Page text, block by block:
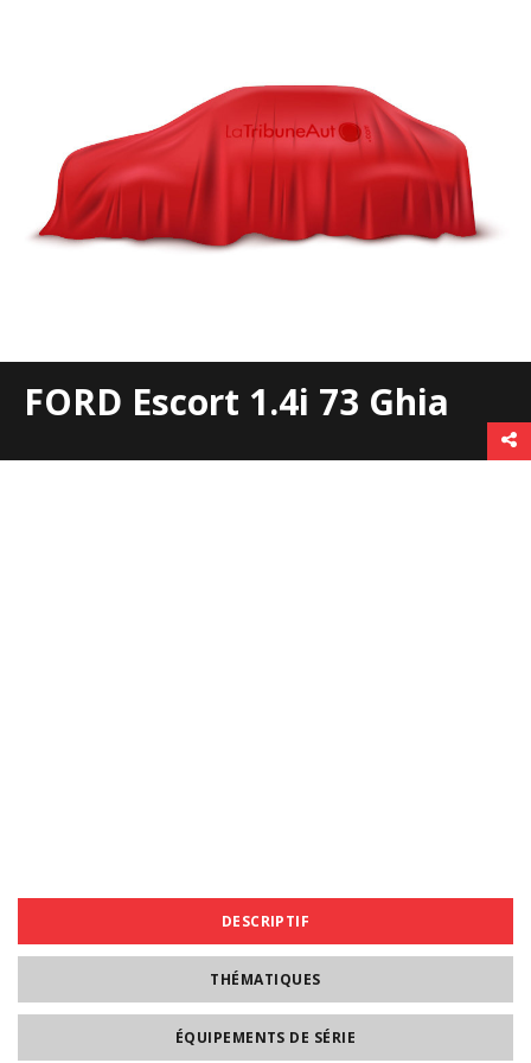
FORD Escort 1.4i 73 Ghia
DESCRIPTIF
THÉMATIQUES
ÉQUIPEMENTS DE SÉRIE